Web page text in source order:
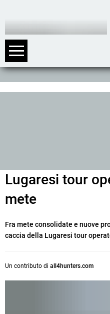
Lugaresi tour
mete
Fra mete consolidate e nuove
caccia della Lugaresi tour
Un contributo di all4hunters.com